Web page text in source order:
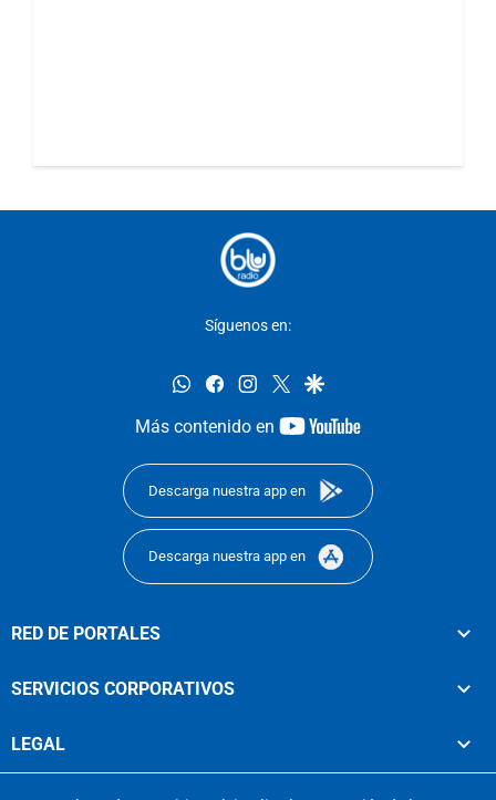
Síguenos en:
whatsappfacebookinstagram
twittergoogle
Más contenido en
youtube-
Descarga nuestra app en
Descarga nuestra app en
RED DE PORTALES
SERVICIOS CORPORATIVOS
LEGAL